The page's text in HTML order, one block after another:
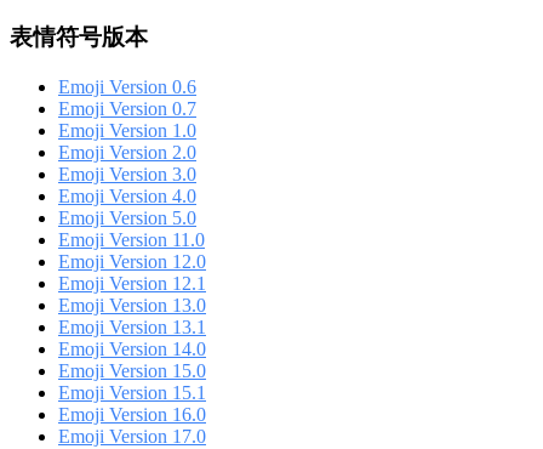
表情符号版本
Emoji Version 0.6
Emoji Version 0.7
Emoji Version 1.0
Emoji Version 2.0
Emoji Version 3.0
Emoji Version 4.0
Emoji Version 5.0
Emoji Version 11.0
Emoji Version 12.0
Emoji Version 12.1
Emoji Version 13.0
Emoji Version 13.1
Emoji Version 14.0
Emoji Version 15.0
Emoji Version 15.1
Emoji Version 16.0
Emoji Version 17.0